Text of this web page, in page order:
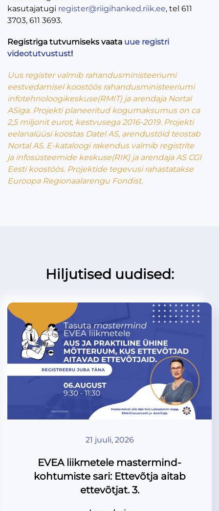
kasutajatugi register@riigihanked.riik.ee, tel 611
3703, 611 3693.
Registriga tutvumiseks vaata uue registri
videotutvustust!
Uus register valmib rahandusministeeriumi
eestvedamisel koostöös rahandusministeeriumi
infotehnoloogikeskuse(RMIT) ja arendaja Nortal
ASiga. Projekti planeeritud kogumaksumus on ca
2,5 miljonit eurot, kestvusega 2016-2019. Projekti
eelanalüüsi koostas Datel AS, arendustöid teostab
Nortal AS. E-kataloogi rakendus valmib registrite
ja infosüsteemide keskuse(RIK) ja arendaja AS CGI
Eesti koostöös. Projektide tegevusi rahastatakse
Euroopa Regionaalarengu Fondist.
Hiljutised uudised:
21 juuli, 2026
EVEA liikmetele mastermind-
kohtumiste sari: Ettevõtja aitab
ettevõtjat. 3.